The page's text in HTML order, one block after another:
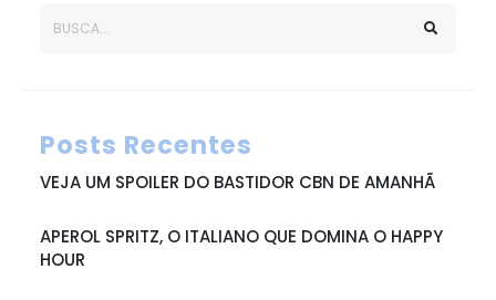
Posts Recentes
VEJA UM SPOILER DO BASTIDOR CBN DE AMANHÃ
APEROL SPRITZ, O ITALIANO QUE DOMINA O HAPPY
HOUR